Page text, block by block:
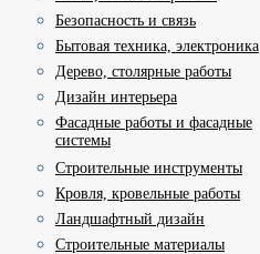
Безопасность и связь
Бытовая техника, электроника
Дерево, столярные работы
Дизайн интерьера
Фасадные работы и фасадные
системы
Строительные инструменты
Кровля, кровельные работы
Ландшафтный дизайн
Строительные материалы